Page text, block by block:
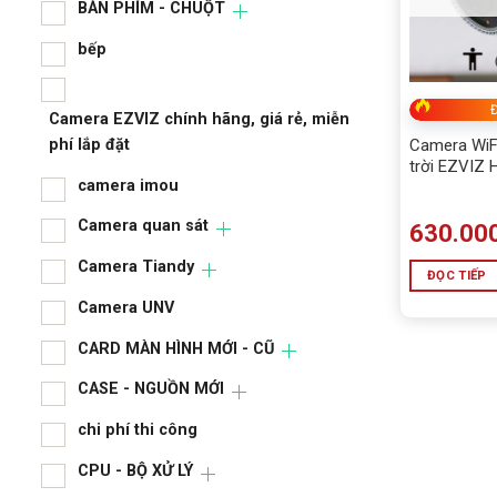
BÀN PHÍM - CHUỘT
bếp
Camera EZVIZ chính hãng, giá rẻ, miễn
phí lắp đặt
camera imou
Camera quan sát
Camera Tiandy
Camera UNV
CARD MÀN HÌNH MỚI - CŨ
CASE - NGUỒN MỚI
chi phí thi công
CPU - BỘ XỬ LÝ
bếp
phí lắp
Camera
trời EZVIZ
ĐỌC TIẾP